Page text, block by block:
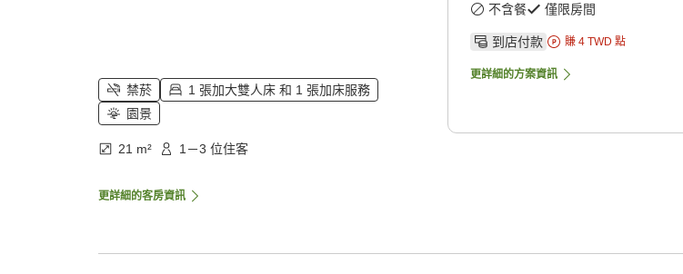
禁菸
1 張加大雙人床 和 1 張加床服務
園景
21 m² 1－3 位住客
更詳細的客房資訊
不含餐 僅限房間
到店付款 賺 4 TWD 點
更詳細的方案資訊